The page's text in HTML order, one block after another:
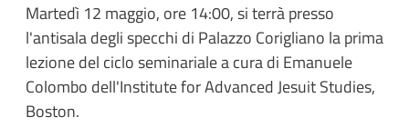
Martedì 12 maggio, ore 14:00, si terrà presso
l'antisala degli specchi di Palazzo Corigliano la prima
lezione del ciclo seminariale a cura di Emanuele
Colombo dell'Institute for Advanced Jesuit Studies,
Boston.